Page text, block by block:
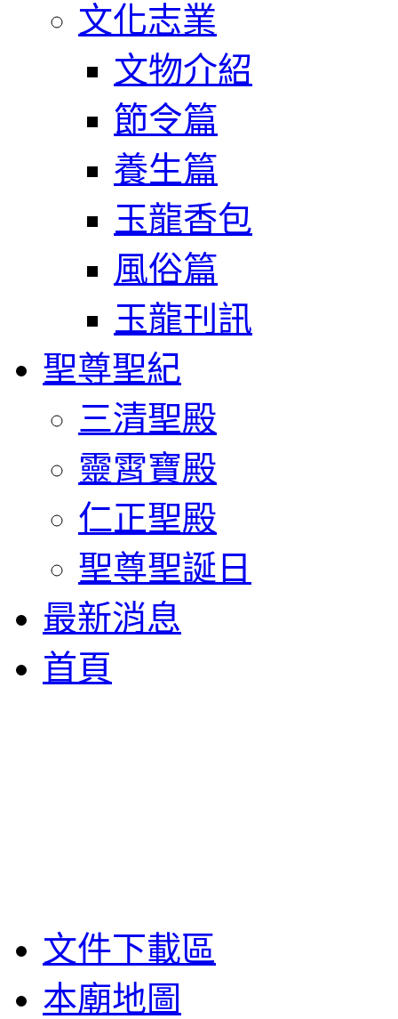
文化志業
文物介紹
節令篇
養生篇
玉龍香包
風俗篇
玉龍刊訊
聖尊聖紀
三清聖殿
靈霄寶殿
仁正聖殿
聖尊聖誕日
最新消息
首頁
文件下載區
本廟地圖